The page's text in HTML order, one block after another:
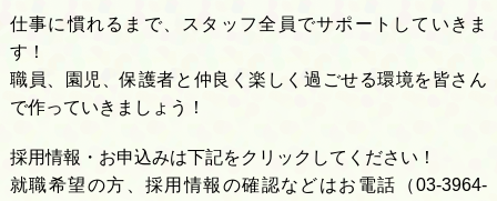
仕事に慣れるまで、スタッフ全員でサポートしていきま
す！
職員、園児、保護者と仲良く楽しく過ごせる環境を皆さん
で作っていきましょう！
採用情報・お申込みは下記をクリックしてください！
就職希望の方、採用情報の確認などはお電話（03-3964-